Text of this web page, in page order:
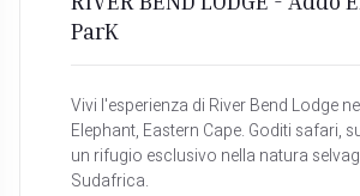
ParK
Vivi l'esperienza di River Bend Lodge
Elephant, Eastern Cape. Goditi safari,
un rifugio esclusivo nella natura
Sudafrica.